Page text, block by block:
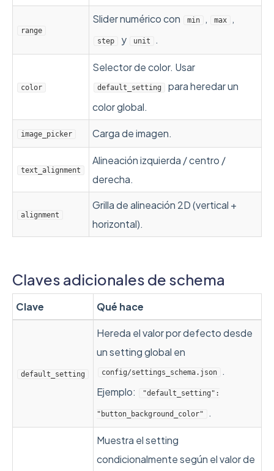
range
Slider numérico con min , max ,
step y unit .
color
Selector de color. Usar
default_setting
para heredar un
color global.
image_picker Carga de imagen.
text_alignment
Alineación izquierda / centro /
derecha.
alignment
Grilla de alineación 2D (vertical +
horizontal).
Claves adicionales de schema
Clave Qué hace
default_setting
Hereda el valor por defecto desde
un setting global en
config/settings_schema.json
.
Ejemplo:
"default_setting":
"button_background_color" .
Muestra el setting
condicionalmente según el valor de